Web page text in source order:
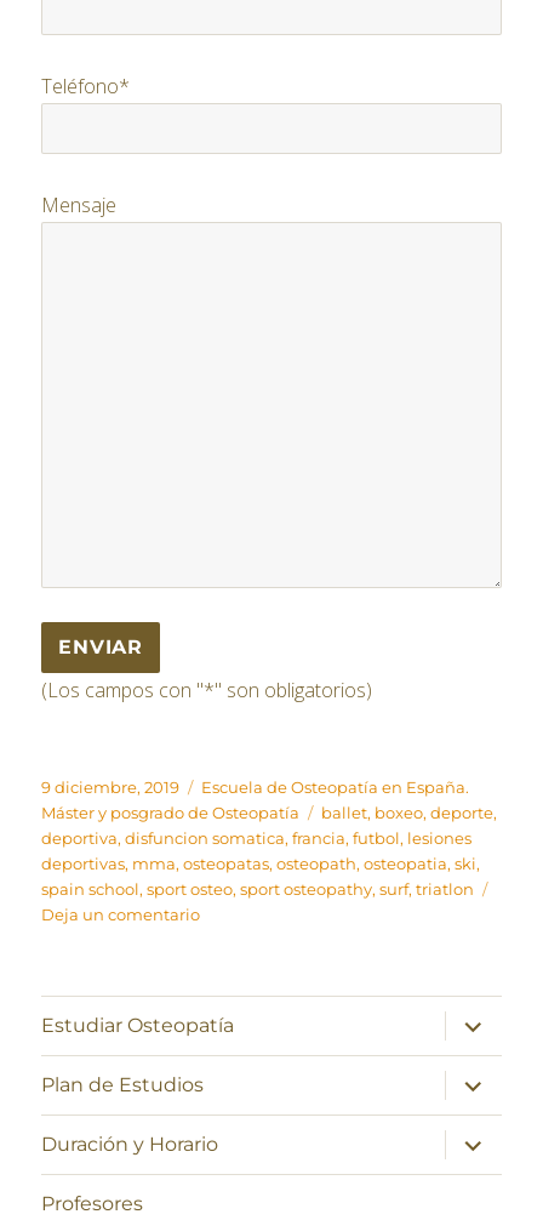
Teléfono*
Mensaje
(Los campos con "*" son obligatorios)
Publicado
el
9 diciembre, 2019 Categorías
Escuela de Osteopatía en España.
Máster y posgrado de Osteopatía
Etiquetas
ballet, boxeo,deporte,
deportiva,disfuncion somatica,francia,futbol, lesiones
deportivas, mma,osteopatas,osteopath,osteopatia,ski,
spain school,sport osteo,sport osteopathy,surf,triatlon
Deja un comentarioen
en
Estudiar Osteopatía
expande
el
menú
inferior
Plan de Estudios
expande
el
menú
inferior
Duración y Horario
expande
el
menú
Profesores